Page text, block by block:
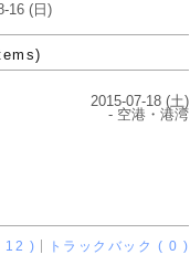
16 (日)
2015-07-18 (土)
- 空港・港湾
12 )
トラックバック ( 0 )